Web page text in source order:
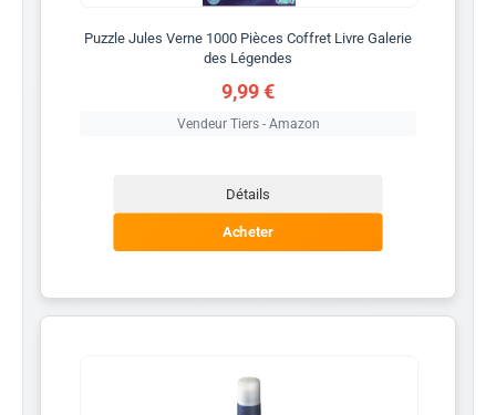
Puzzle Jules Verne 1000 Pièces Coffret Livre Galerie
des Légendes
9,99 €
Vendeur Tiers - Amazon
Détails
Acheter